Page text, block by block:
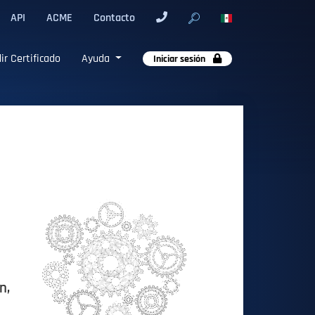
API ACME Contacto
Certificado Ayuda Iniciar sesión